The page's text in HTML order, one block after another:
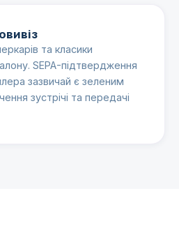
та класики
SEPA-підтвердження
зазвичай є зеленим
зустрічі та передачі